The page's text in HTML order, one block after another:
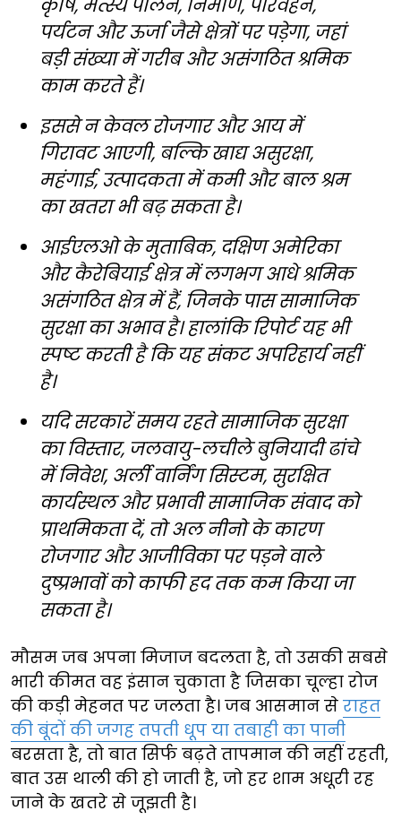
कृषि, मत्स्य पालन, निर्माण, परिवहन,
पर्यटन और ऊर्जा जैसे क्षेत्रों पर पड़ेगा, जहां
बड़ी संख्या में गरीब और असंगठित श्रमिक
काम करते हैं।
इससे न केवल रोजगार और आय में
गिरावट आएगी, बल्कि खाद्य असुरक्षा,
महंगाई, उत्पादकता में कमी और बाल श्रम
का खतरा भी बढ़ सकता है।
आईएलओ के मुताबिक, दक्षिण अमेरिका
और कैरेबियाई क्षेत्र में लगभग आधे श्रमिक
असंगठित क्षेत्र में हैं, जिनके पास सामाजिक
सुरक्षा का अभाव है। हालांकि रिपोर्ट यह भी
स्पष्ट करती है कि यह संकट अपरिहार्य नहीं
है।
यदि सरकारें समय रहते सामाजिक सुरक्षा
का विस्तार, जलवायु-लचीले बुनियादी ढांचे
में निवेश, अर्ली वार्निंग सिस्टम, सुरक्षित
कार्यस्थल और प्रभावी सामाजिक संवाद को
प्राथमिकता दें, तो अल नीनो के कारण
रोजगार और आजीविका पर पड़ने वाले
दुष्प्रभावों को काफी हद तक कम किया जा
सकता है।
मौसम जब अपना मिजाज बदलता है, तो उसकी सबसे
भारी कीमत वह इंसान चुकाता है जिसका चूल्हा रोज
की कड़ी मेहनत पर जलता है। जब आसमान से राहत
की बूंदों की जगह तपती धूप या तबाही का पानी
बरसता है, तो बात सिर्फ बढ़ते तापमान की नहीं रहती,
बात उस थाली की हो जाती है, जो हर शाम अधूरी रह
जाने के खतरे से जूझती है।